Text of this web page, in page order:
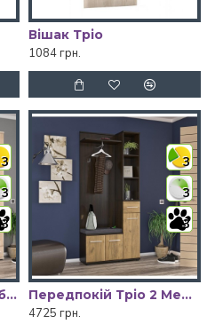
Вішак Тріо
1084 грн.
3
3
3
Передпокій Тріо 1 Мебель Сервіс
3
3
3
Передпокій Тріо 2 Мебель Сервіс
4725 грн.